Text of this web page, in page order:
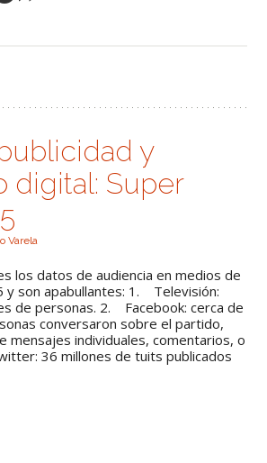
y
digital: Super
Varela
los datos de audiencia en medios de
y son apabullantes: 1. Televisión:
de personas. 2. Facebook: cerca de
conversaron sobre el partido,
mensajes individuales, comentarios, o
36 millones de tuits publicados